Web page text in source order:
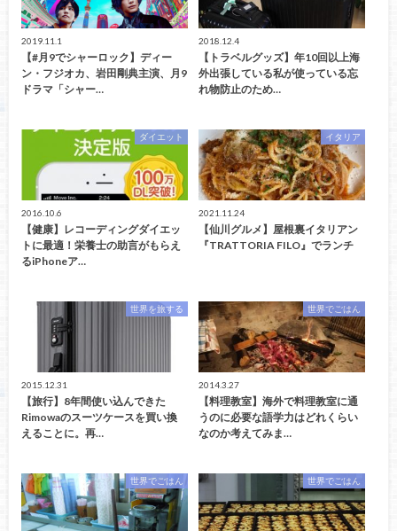
2019.11.1
【#月9でシャーロック】ディー
ン・フジオカ、岩田剛典主演、月9
ドラマ「シャー…
2018.12.4
【トラベルグッズ】年10回以上海
外出張している私が使っている忘
れ物防止のため…
ダイエット
2016.10.6
【健康】レコーディングダイエッ
トに最適！栄養士の助言がもらえ
るiPhoneア…
イタリア
2021.11.24
【仙川グルメ】屋根裏イタリアン
『TRATTORIA FILO』でランチ
世界を旅する
2015.12.31
【旅行】8年間使い込んできた
Rimowaのスーツケースを買い換
えることに。再…
世界でごはん
2014.3.27
【料理教室】海外で料理教室に通
うのに必要な語学力はどれくらい
なのか考えてみま…
世界でごはん 世界でごはん